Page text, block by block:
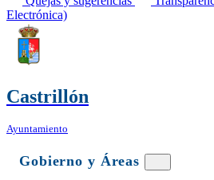
Electrónica)
Castrillón
Ayuntamiento
Gobierno y Áreas